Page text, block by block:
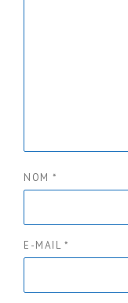
NOM *
E-MAIL *